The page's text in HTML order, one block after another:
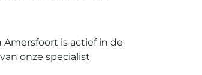
is actief in de
onze specialist